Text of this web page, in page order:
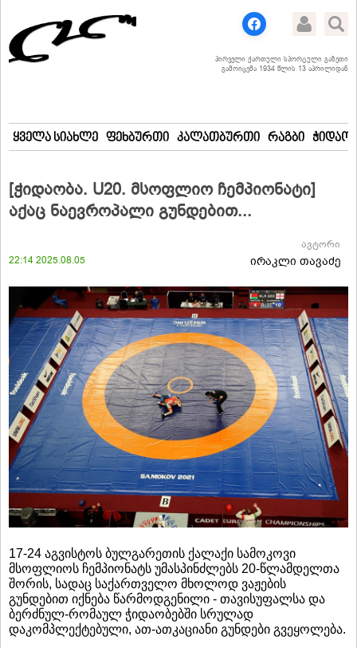
პირველი ქართული სპორტული გაზეთი
გამოიცემა 1934 წლის 13 აპრილიდან
ყველა სიახლე ფეხბურთი კალათბურთი რაგბი
[ჭიდაობა. U20. მსოფლიო ჩემპიონატი]
აქაც ნაევროპალი გუნდებით...
22:14 2025.08.05
ავტორი
ირაკლი თავაძე
17-24 აგვისტოს ბულგარეთის ქალაქი სამოკოვი
მსოფლიოს ჩემპიონატს უმასპინძლებს 20-წლამდელთა
შორის, სადაც საქართველო მხოლოდ ვაჟების
გუნდებით იქნება წარმოდგენილი - თავისუფალსა და
ბერძნულ-რომაულ ჭიდაობებში სრულად
დაკომპლექტებული, ათ-ათკაციანი გუნდები გვეყოლება.